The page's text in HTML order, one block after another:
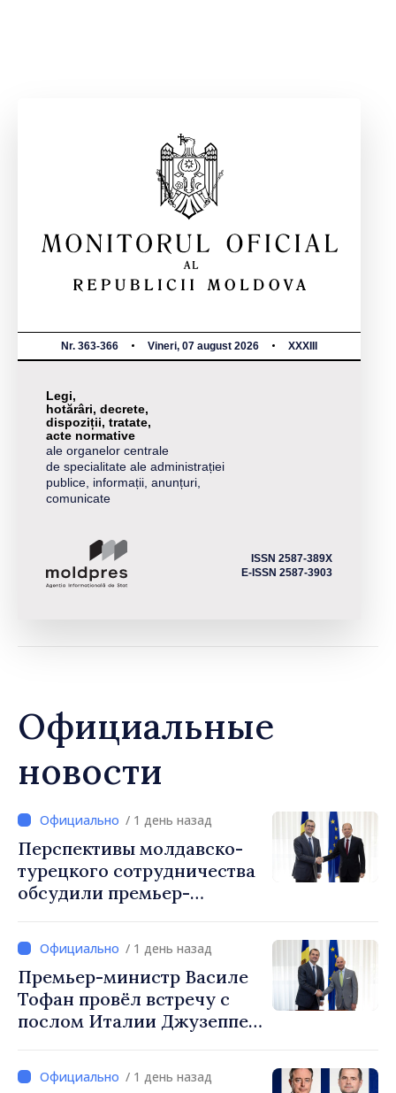
Nr. 363-366 Vineri, 07 august 2026 XXXIII
Legi,
hotărâri, decrete,
dispoziții, tratate,
acte normative
ale organelor centrale
de specialitate ale administrației
publice, informații, anunțuri,
comunicate
ISSN 2587-389X
E-ISSN 2587-3903
Официальные
новости
/ 1 день назад
Перспективы молдавско-
турецкого сотрудничества
обсудили премьер-
посол Турции Уйгар
Мустафа Сертел/ 1 день назад
Премьер-министр Василе
Тофан провёл встречу с
послом Италии Джузеппе
/ 1 день назад